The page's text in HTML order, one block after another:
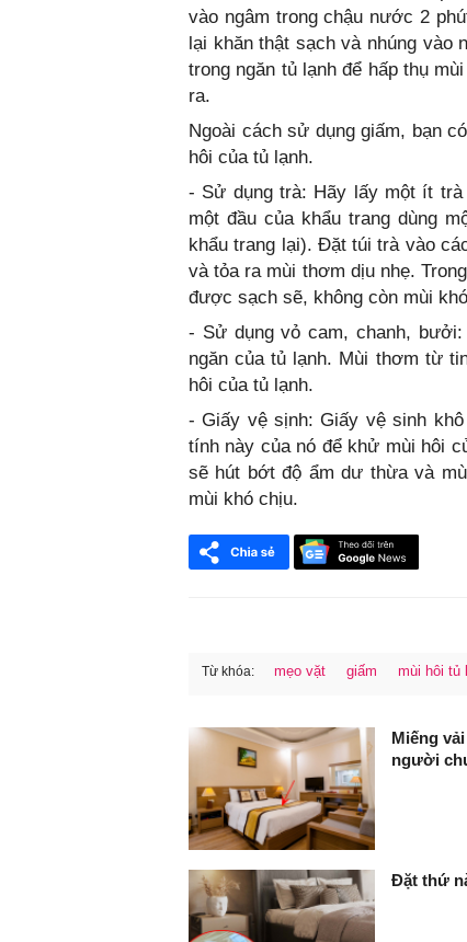
vào ngâm trong chậu nước 2
lại khăn thật sạch và nhúng
trong ngăn tủ lạnh để hấp thụ
ra.
Ngoài cách sử dụng giấm, bạn
hôi của tủ lạnh.
- Sử dụng trà: Hãy lấy một ít
một đầu của khẩu trang dùng
khẩu trang lại). Đặt túi trà vào
và tỏa ra mùi thơm dịu nhẹ.
được sạch sẽ, không còn mùi
- Sử dụng vỏ cam, chanh,
ngăn của tủ lạnh. Mùi thơm từ
hôi của tủ lạnh.
- Giấy vệ sịnh: Giấy vệ sinh
tính này của nó để khử mùi hôi
sẽ hút bớt độ ẩm dư thừa và
mùi khó chịu.
Từ khóa: mẹo vặt giấm mùi hôi tủ
Miếng
người
Đặt thứ